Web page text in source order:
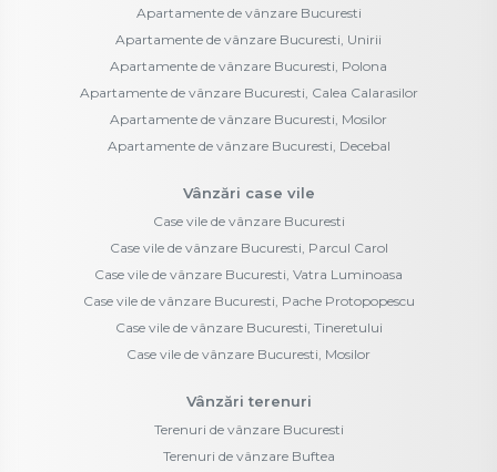
Apartamente de vânzare Bucuresti
Apartamente de vânzare Bucuresti, Unirii
Apartamente de vânzare Bucuresti, Polona
Apartamente de vânzare Bucuresti, Calea Calarasilor
Apartamente de vânzare Bucuresti, Mosilor
Apartamente de vânzare Bucuresti, Decebal
Vânzări case vile
Case vile de vânzare Bucuresti
Case vile de vânzare Bucuresti, Parcul Carol
Case vile de vânzare Bucuresti, Vatra Luminoasa
Case vile de vânzare Bucuresti, Pache Protopopescu
Case vile de vânzare Bucuresti, Tineretului
Case vile de vânzare Bucuresti, Mosilor
Vânzări terenuri
Terenuri de vânzare Bucuresti
Terenuri de vânzare Buftea